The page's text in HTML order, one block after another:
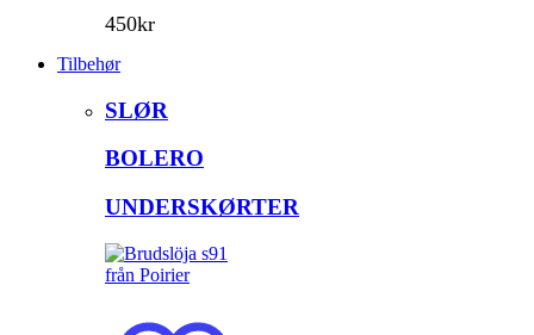
450kr
Tilbehør
SLØR
BOLERO
UNDERSKØRTER